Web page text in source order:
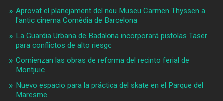
Aprovat el planejament del nou Museu Carmen Thyssen a
l'antic cinema Comèdia de Barcelona
La Guardia Urbana de Badalona incorporará pistolas Taser
para conflictos de alto riesgo
Comienzan las obras de reforma del recinto ferial de
Montjuïc
Nuevo espacio para la práctica del skate en el Parque del
Maresme